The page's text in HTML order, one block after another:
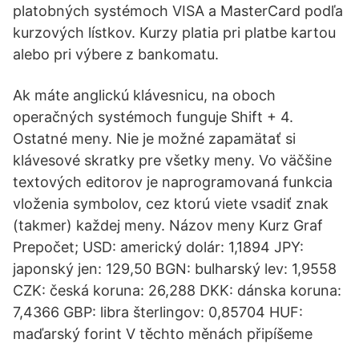
platobných systémoch VISA a MasterCard podľa
kurzových lístkov. Kurzy platia pri platbe kartou
alebo pri výbere z bankomatu.
Ak máte anglickú klávesnicu, na oboch
operačných systémoch funguje Shift + 4.
Ostatné meny. Nie je možné zapamätať si
klávesové skratky pre všetky meny. Vo väčšine
textových editorov je naprogramovaná funkcia
vloženia symbolov, cez ktorú viete vsadiť znak
(takmer) každej meny. Názov meny Kurz Graf
Prepočet; USD: americký dolár: 1,1894 JPY:
japonský jen: 129,50 BGN: bulharský lev: 1,9558
CZK: česká koruna: 26,288 DKK: dánska koruna:
7,4366 GBP: libra šterlingov: 0,85704 HUF:
maďarský forint V těchto měnách připíšeme